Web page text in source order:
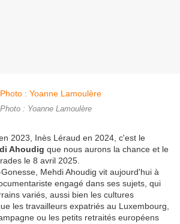
Photo : Yoanne Lamoulère
2023, Inès Léraud en 2024, c'est le
Ahoudig que nous aurons la chance et le
le 8 avril 2025.
Mehdi Ahoudig vit aujourd'hui à
engagé dans ses sujets, qui
variés, aussi bien les cultures
les travailleurs expatriés au Luxembourg,
ou les petits retraités européens